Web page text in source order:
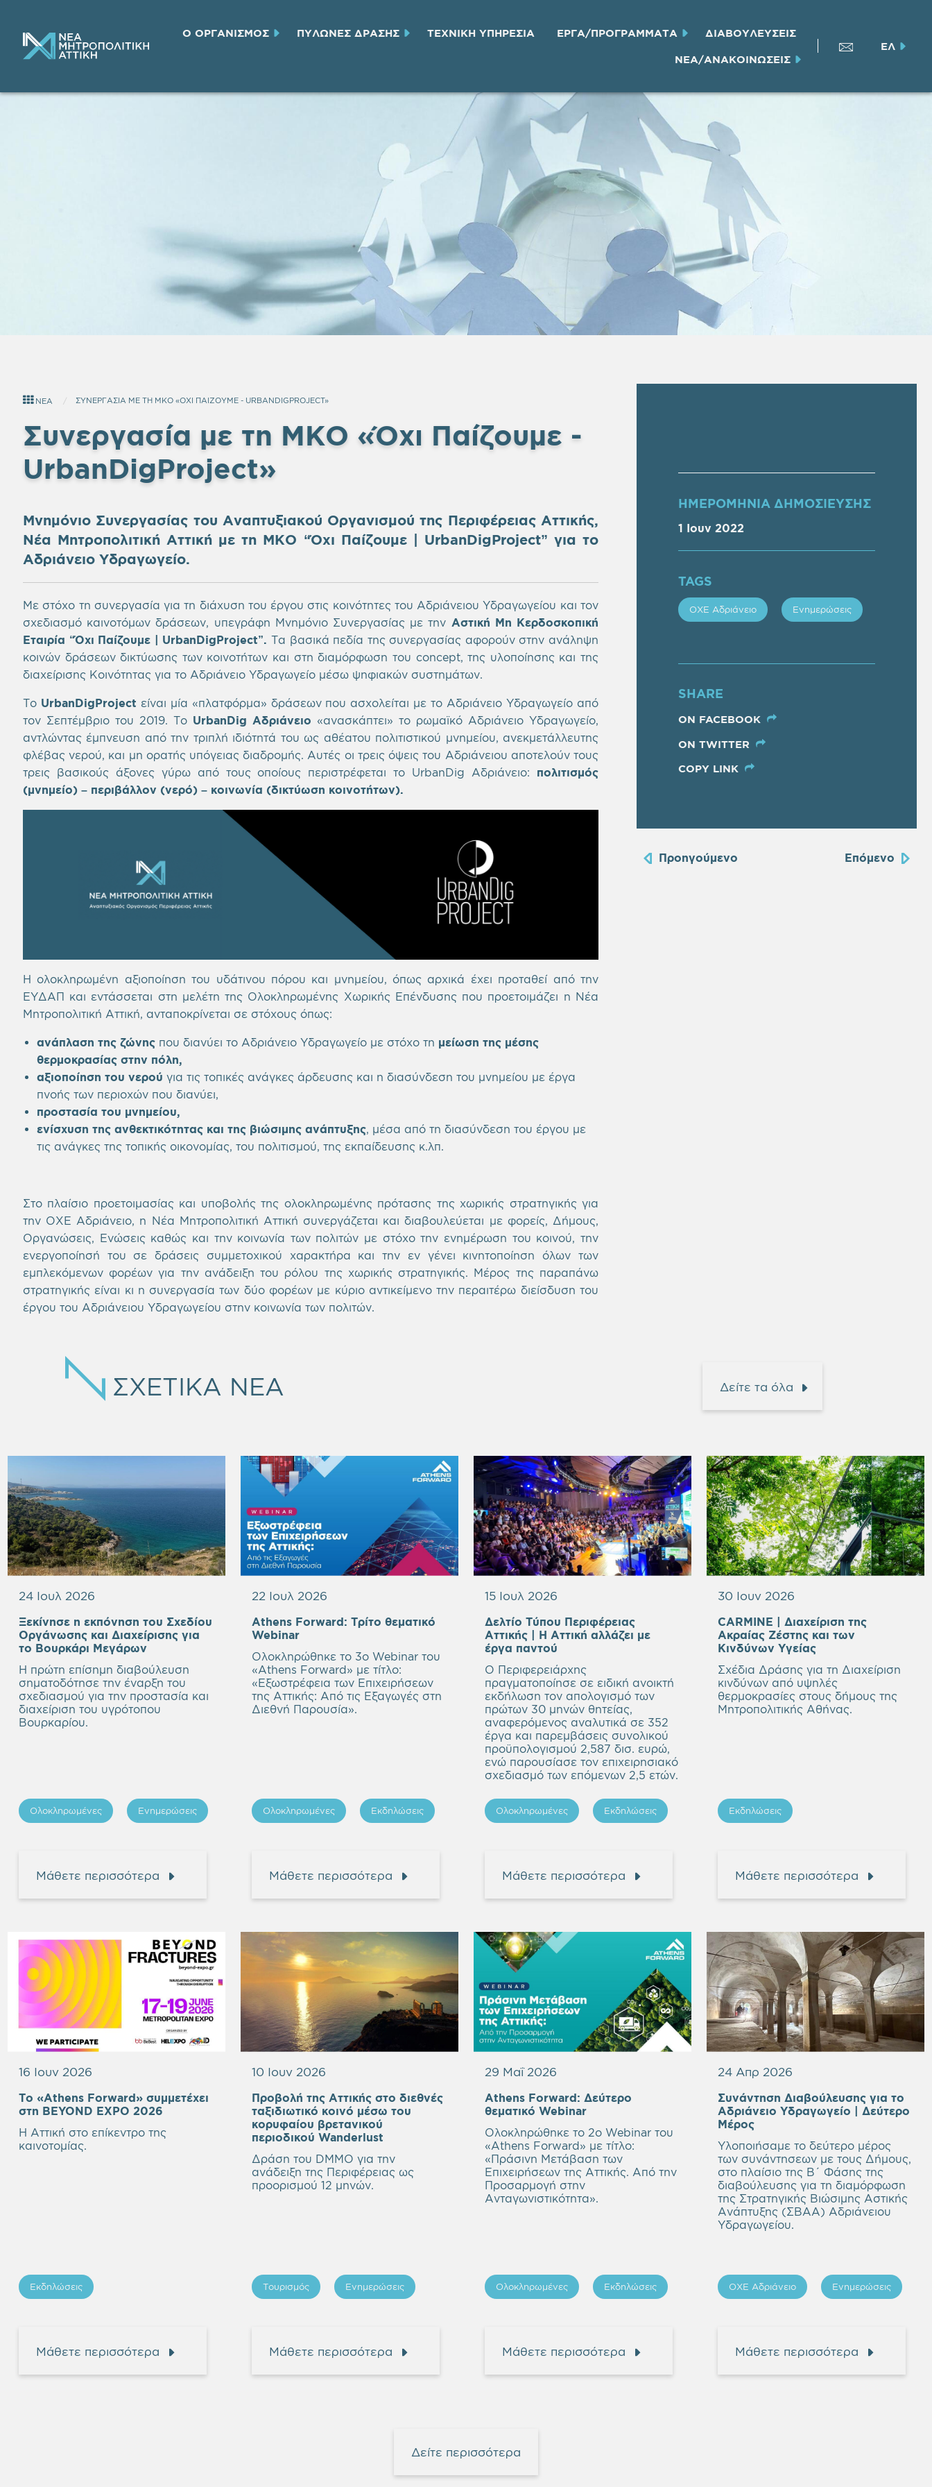
Ο ΟΡΓΑΝΙΣΜΟΣ ΠΥΛΩΝΕΣ ΔΡΑΣΗΣ ΤΕΧΝΙΚH ΥΠΗΡΕΣΙA ΕΡΓΑ/ΠΡΟΓΡΑΜΜΑΤΑ ΔΙΑΒΟΥΛΕΥΣΕΙΣ
ΝΕΑ/ΑΝΑΚΟΙΝΩΣΕΙΣ
ΕΛ
ΝΕΑ ΣΥΝΕΡΓΑΣΙΑ ΜΕ ΤΗ ΜΚΟ «ΟΧΙ ΠΑΙΖΟΥΜΕ - URBANDIGPROJECT»
Συνεργασία με τη ΜΚΟ «Όχι Παίζουμε -
UrbanDigProject»
Μνημόνιο Συνεργασίας του Αναπτυξιακού Οργανισμού της Περιφέρειας Αττικής,
Νέα Μητροπολιτική Αττική με τη ΜΚΟ “Όχι Παίζουμε | UrbanDigProject” για το
Αδριάνειο Υδραγωγείο.
Με στόχο τη συνεργασία για τη διάχυση του έργου στις κοινότητες του Αδριάνειου Υδραγωγείου και τον
σχεδιασμό καινοτόμων δράσεων, υπεγράφη Μνημόνιο Συνεργασίας με την Αστική Μη Κερδοσκοπική
Εταιρία “Όχι Παίζουμε | UrbanDigProject”. Τα βασικά πεδία της συνεργασίας αφορούν στην ανάληψη
κοινών δράσεων δικτύωσης των κοινοτήτων και στη διαμόρφωση του concept, της υλοποίησης και της
διαχείρισης Κοινότητας για το Αδριάνειο Υδραγωγείο μέσω ψηφιακών συστημάτων.
Το UrbanDigProject είναι μία «πλατφόρμα» δράσεων που ασχολείται με το Αδριάνειο Υδραγωγείο από
τον Σεπτέμβριο του 2019. Το UrbanDig Αδριάνειο «ανασκάπτει» το ρωμαϊκό Αδριάνειο Υδραγωγείο,
αντλώντας έμπνευση από την τριπλή ιδιότητά του ως αθέατου πολιτιστικού μνημείου, ανεκμετάλλευτης
φλέβας νερού, και μη ορατής υπόγειας διαδρομής. Αυτές οι τρεις όψεις του Αδριάνειου αποτελούν τους
τρεις βασικούς άξονες γύρω από τους οποίους περιστρέφεται το UrbanDig Αδριάνειο: πολιτισμός
(μνημείο) – περιβάλλον (νερό) – κοινωνία (δικτύωση κοινοτήτων).
Η ολοκληρωμένη αξιοποίηση του υδάτινου πόρου και μνημείου, όπως αρχικά έχει προταθεί από την
ΕΥΔΑΠ και εντάσσεται στη μελέτη της Ολοκληρωμένης Χωρικής Επένδυσης που προετοιμάζει η Νέα
Μητροπολιτική Αττική, ανταποκρίνεται σε στόχους όπως:
ανάπλαση της ζώνης που διανύει το Αδριάνειο Υδραγωγείο με στόχο τη μείωση της μέσης
θερμοκρασίας στην πόλη,
αξιοποίηση του νερού για τις τοπικές ανάγκες άρδευσης και η διασύνδεση του μνημείου με έργα
πνοής των περιοχών που διανύει,
προστασία του μνημείου,
ενίσχυση της ανθεκτικότητας και της βιώσιμης ανάπτυξης, μέσα από τη διασύνδεση του έργου με
τις ανάγκες της τοπικής οικονομίας, του πολιτισμού, της εκπαίδευσης κ.λπ.
Στο πλαίσιο προετοιμασίας και υποβολής της ολοκληρωμένης πρότασης της χωρικής στρατηγικής για
την ΟΧΕ Αδριάνειο, η Νέα Μητροπολιτική Αττική συνεργάζεται και διαβουλεύεται με φορείς, Δήμους,
Οργανώσεις, Ενώσεις καθώς και την κοινωνία των πολιτών με στόχο την ενημέρωση του κοινού, την
ενεργοποίησή του σε δράσεις συμμετοχικού χαρακτήρα και την εν γένει κινητοποίηση όλων των
εμπλεκόμενων φορέων για την ανάδειξη του ρόλου της χωρικής στρατηγικής. Μέρος της παραπάνω
στρατηγικής είναι κι η συνεργασία των δύο φορέων με κύριο αντικείμενο την περαιτέρω διείσδυση του
έργου του Αδριάνειου Υδραγωγείου στην κοινωνία των πολιτών.
ΗΜΕΡΟΜΗΝΙΑ ΔΗΜΟΣΙΕΥΣΗΣ
1 Ιουν 2022
TAGS
ΟΧΕ Αδριάνειο Ενημερώσεις
SHARE
ON FACEBOOK
ON TWITTER
COPY LINK
Προηγούμενο Επόμενο
ΣΧΕΤΙΚΑ ΝΕΑ Δείτε τα όλα
24 Ιουλ 2026
Ξεκίνησε η εκπόνηση του Σχεδίου
Οργάνωσης και Διαχείρισης για
το Βουρκάρι Μεγάρων
Η πρώτη επίσημη διαβούλευση
σηματοδότησε την έναρξη του
σχεδιασμού για την προστασία και
διαχείριση του υγρότοπου
Βουρκαρίου.
Ολοκληρωμένες Ενημερώσεις
Μάθετε περισσότερα
22 Ιουλ 2026
Athens Forward: Τρίτο θεματικό
Webinar
Ολοκληρώθηκε το 3ο Webinar του
«Athens Forward» με τίτλο:
«Εξωστρέφεια των Επιχειρήσεων
της Αττικής: Από τις Εξαγωγές στη
Διεθνή Παρουσία».
Ολοκληρωμένες Εκδηλώσεις
Μάθετε περισσότερα
15 Ιουλ 2026
Δελτίο Τύπου Περιφέρειας
Αττικής | Η Αττική αλλάζει με
έργα παντού
Ο Περιφερειάρχης
πραγματοποίησε σε ειδική ανοικτή
εκδήλωση τον απολογισμό των
πρώτων 30 μηνών θητείας,
αναφερόμενος αναλυτικά σε 352
έργα και παρεμβάσεις συνολικού
προϋπολογισμού 2,587 δισ. ευρώ,
ενώ παρουσίασε τον επιχειρησιακό
σχεδιασμό των επόμενων 2,5 ετών.
Ολοκληρωμένες Εκδηλώσεις
Μάθετε περισσότερα
30 Ιουν 2026
CARMINE | Διαχείριση της
Aκραίας Ζέστης και των
Κινδύνων Υγείας
Σχέδια Δράσης για τη Διαχείριση
κινδύνων από υψηλές
θερμοκρασίες στους δήμους της
Μητροπολιτικής Αθήνας.
Εκδηλώσεις
Μάθετε περισσότερα
16 Ιουν 2026
Το «Athens Forward» συμμετέχει
στη BEYOND EXPO 2026
Η Αττική στο επίκεντρο της
καινοτομίας.
Εκδηλώσεις
Μάθετε περισσότερα
10 Ιουν 2026
Προβολή της Αττικής στο διεθνές
ταξιδιωτικό κοινό μέσω του
κορυφαίου βρετανικού
περιοδικού Wanderlust
Δράση του DMMO για την
ανάδειξη της Περιφέρειας ως
προορισμού 12 μηνών.
Τουρισμός Ενημερώσεις
Μάθετε περισσότερα
29 Μαΐ 2026
Athens Forward: Δεύτερο
θεματικό Webinar
Ολοκληρώθηκε το 2ο Webinar του
«Athens Forward» με τίτλο:
«Πράσινη Μετάβαση των
Επιχειρήσεων της Αττικής. Από την
Προσαρμογή στην
Ανταγωνιστικότητα».
Ολοκληρωμένες Εκδηλώσεις
Μάθετε περισσότερα
24 Απρ 2026
Συνάντηση Διαβούλευσης για το
Αδριάνειο Υδραγωγείο
| Δεύτερο
Μέρος
Υλοποιήσαμε το δεύτερο μέρος
των συνάντησεων με τους Δήμους,
στο πλαίσιο της Β΄ Φάσης της
διαβούλευσης για τη διαμόρφωση
της Στρατηγικής Βιώσιμης Αστικής
Ανάπτυξης (ΣΒΑΑ) Αδριάνειου
Υδραγωγείου.
ΟΧΕ Αδριάνειο Ενημερώσεις
Μάθετε περισσότερα
Δείτε περισσότερα